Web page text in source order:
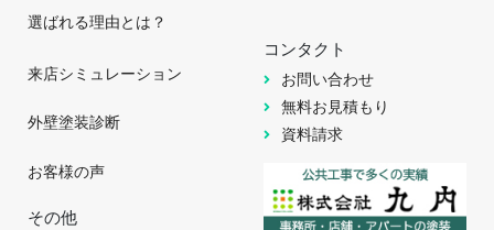
選ばれる理由とは？
来店シミュレーション
外壁塗装診断
お客様の声
その他
コンタクト
お問い合わせ
無料お見積もり
資料請求